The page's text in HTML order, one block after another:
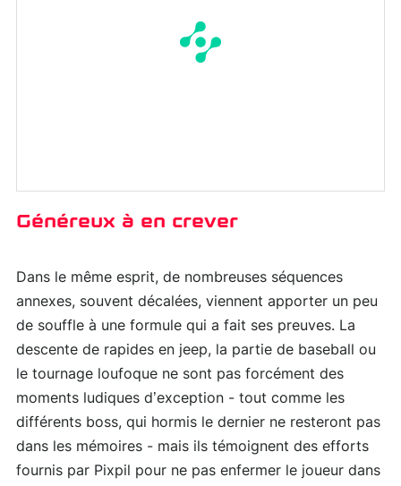
Généreux à en crever
Dans le même esprit, de nombreuses séquences
annexes, souvent décalées, viennent apporter un peu
de souffle à une formule qui a fait ses preuves. La
descente de rapides en jeep, la partie de baseball ou
le tournage loufoque ne sont pas forcément des
moments ludiques d’exception - tout comme les
différents boss, qui hormis le dernier ne resteront pas
dans les mémoires - mais ils témoignent des efforts
fournis par Pixpil pour ne pas enfermer le joueur dans